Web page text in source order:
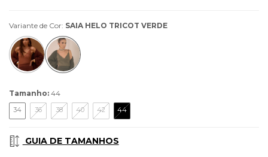
Variante de Cor: SAIA HELO TRICOT VERDE
Tamanho: 44
34 36 38 40 42 44
GUIA DE TAMANHOS